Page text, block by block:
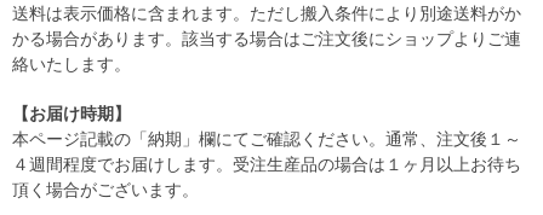
送料は表示価格に含まれます。ただし搬入条件により別途送料がか
かる場合があります。該当する場合はご注文後にショップよりご連
絡いたします。
【お届け時期】
本ページ記載の「納期」欄にてご確認ください。通常、注文後１～
４週間程度でお届けします。受注生産品の場合は１ヶ月以上お待ち
頂く場合がございます。